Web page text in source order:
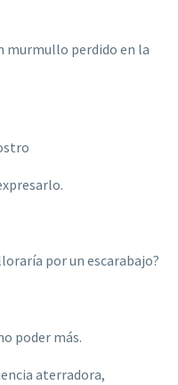
murmullo perdido en la
ía por un escarabajo?
poder más.
aterradora,